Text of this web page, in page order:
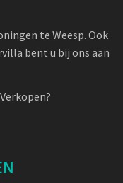
te Weesp. Ook
bent u bij ons aan